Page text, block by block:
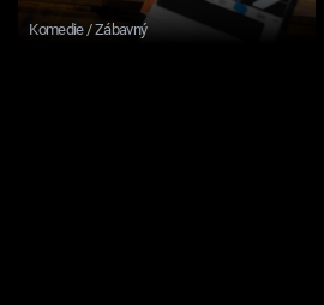
Komedie / Zábavný